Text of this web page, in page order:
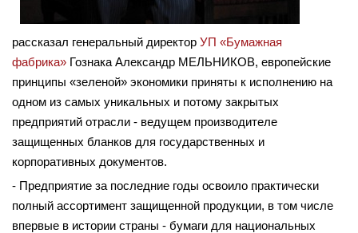
рассказал генеральный директор УП «Бумажная
фабрика» Гознака Александр МЕЛЬНИКОВ, европейские
принципы «зеленой» экономики приняты к исполнению на
одном из самых уникальных и потому закрытых
предприятий отрасли - ведущем производителе
защищенных бланков для государственных и
корпоративных документов.
- Предприятие за последние годы освоило прак­тически
полный ассортимент защищенной продукции, в том числе
впервые в истории страны - бумаги для национальных